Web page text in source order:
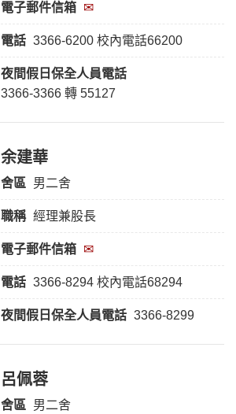
電子郵件信箱 ✉
電話 3366-6200 校內電話66200
夜間假日保全人員電話
3366-3366 轉 55127
余建華
舍區 男二舍
職稱 經理兼股長
電子郵件信箱 ✉
電話 3366-8294 校內電話68294
夜間假日保全人員電話 3366-8299
呂佩蓉
舍區 男二舍